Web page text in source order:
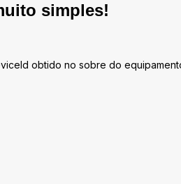
simples!
obtido no sobre do